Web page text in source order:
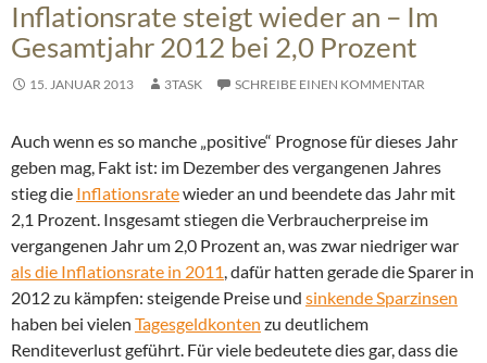
Inflationsrate steigt wieder an – Im
Gesamtjahr 2012 bei 2,0 Prozent
15. JANUAR 2013 3TASK SCHREIBE EINEN KOMMENTAR
Auch wenn es so manche „positive“ Prognose für dieses Jahr
geben mag, Fakt ist: im Dezember des vergangenen Jahres
stieg die Inflationsratewieder an und beendete das Jahr mit
2,1 Prozent. Insgesamt stiegen die Verbraucherpreise im
vergangenen Jahr um 2,0 Prozent an, was zwar niedriger war
als die Inflationsrate in 2011, dafür hatten gerade die Sparer in
2012 zu kämpfen: steigende Preise und sinkende Sparzinsen
haben bei vielen Tagesgeldkonten zu deutlichem
Renditeverlust geführt. Für viele bedeutete dies gar, dass die